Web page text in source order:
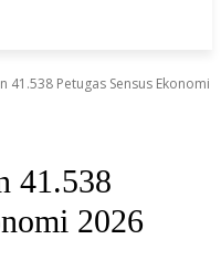
41.538 Petugas Sensus Ekonomi
41.538
2026